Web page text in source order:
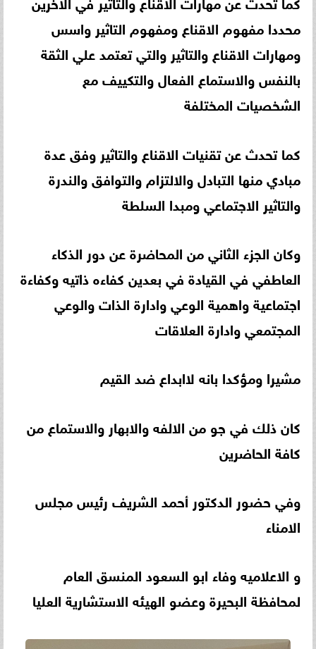
محددا مفهوم الاقناع ومفهوم التاثير واسس
ومهارات الاقناع والتاثير والتي تعتمد علي الثقة
بالنفس والاستماع الفعال والتكييف مع
الشخصيات المختلفة
كما تحدث عن تقنيات الاقناع والتاثير وفق عدة
مبادي منها التبادل والالتزام والتوافق والندرة
والتاثير الاجتماعي ومبدا السلطة
وكان الجزء الثاني من المحاضرة عن دور الذكاء
العاطفي في القيادة في بعدين كفاءه ذاتيه وكفاءة
اجتماعية واهمية الوعي وادارة الذات والوعي
المجتمعي وادارة العلاقات
مشيرا ومؤكدا بانه لاابداع ضد القيم
كان ذلك في جو من الالفه والابهار والاستماع من
كافة الحاضرين
وفي حضور الدكتور أحمد الشريف رئيس مجلس
الامناء
و الاعلاميه وفاء ابو السعود المنسق العام
لمحافظة البحيرة وعضو الهيئه الاستشارية العليا